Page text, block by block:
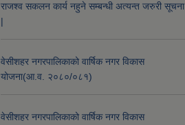
राजश्व सकलन कार्य नहुने सम्बन्धी अत्यन्त जरुरी सूचना
|
वेसीशहर नगरपालिकाको वार्षिक नगर विकास
योजना(आ.व. २०८०/०८१)
वेसीशहर नगरपालिकाको वार्षिक नगर विकास